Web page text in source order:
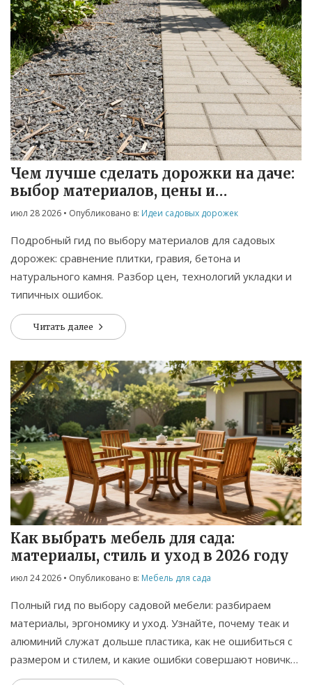
Чем лучше сделать дорожки на даче:
выбор материалов, цены и
технологии укладки
июл 28 2026 • Опубликовано в: Идеи садовых дорожек
Подробный гид по выбору материалов для садовых
дорожек: сравнение плитки, гравия, бетона и
натурального камня. Разбор цен, технологий укладки и
типичных ошибок.
Читать далее
Как выбрать мебель для сада:
материалы, стиль и уход в 2026 году
июл 24 2026 • Опубликовано в: Мебель для сада
Полный гид по выбору садовой мебели: разбираем
материалы, эргономику и уход. Узнайте, почему теак и
алюминий служат дольше пластика, как не ошибиться с
размером и стилем, и какие ошибки совершают новички
при обустройстве террасы.